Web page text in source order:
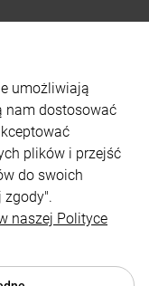
umożliwiają
nam dostosować
plików i przejść
do swoich
zgody".
naszej Polityce